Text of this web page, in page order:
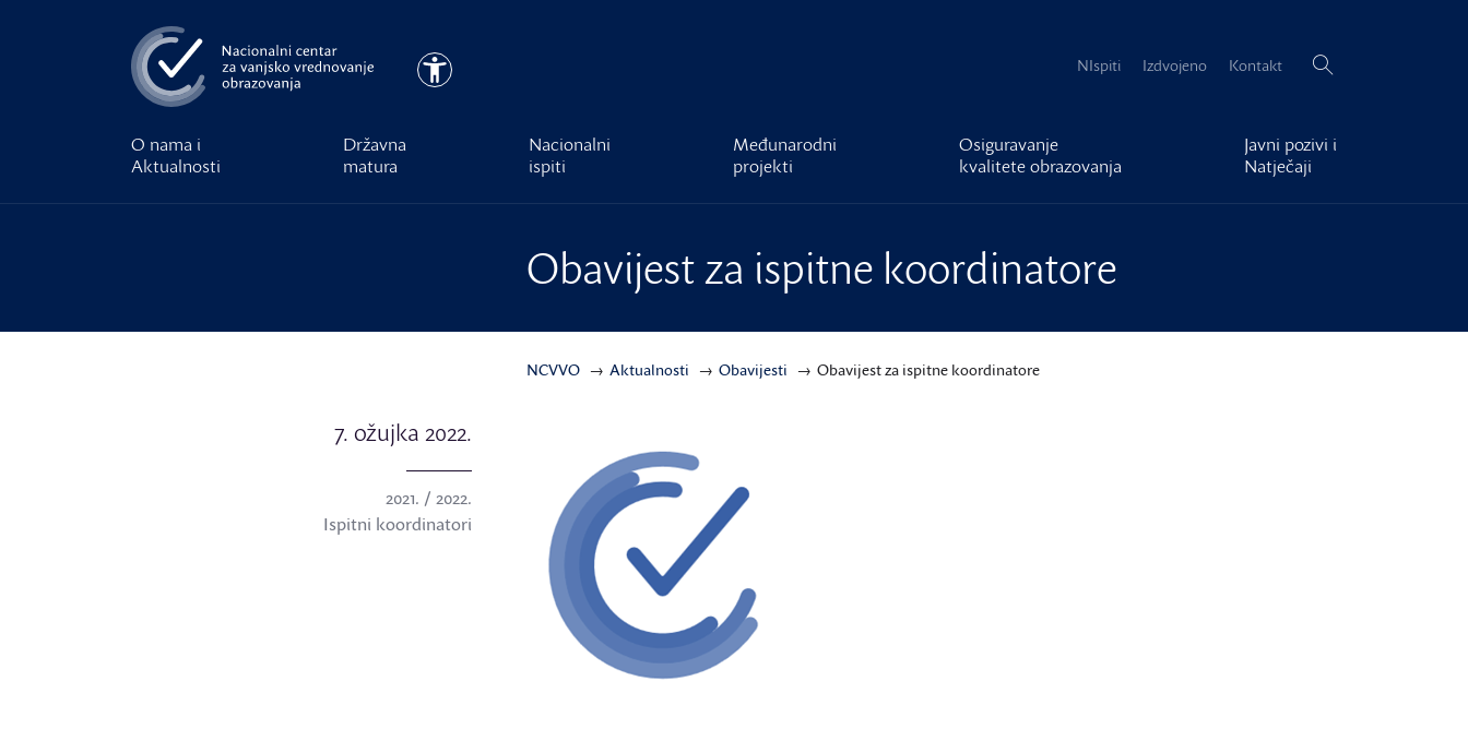
Pristupačnost NIspiti Izdvojeno Kontakt Pretraži:
O nama i
Aktualnosti
Državna
matura
Nacionalni
ispiti
Međunarodni
projekti
Osiguravanje
kvalitete obrazovanja
Javni pozivi i
Natječaji
Obavijest za ispitne koordinatore
NCVVO Aktualnosti Obavijesti Obavijest za ispitne koordinatore
7. ožujka 2022.
2021. / 2022.
Ispitni koordinatori